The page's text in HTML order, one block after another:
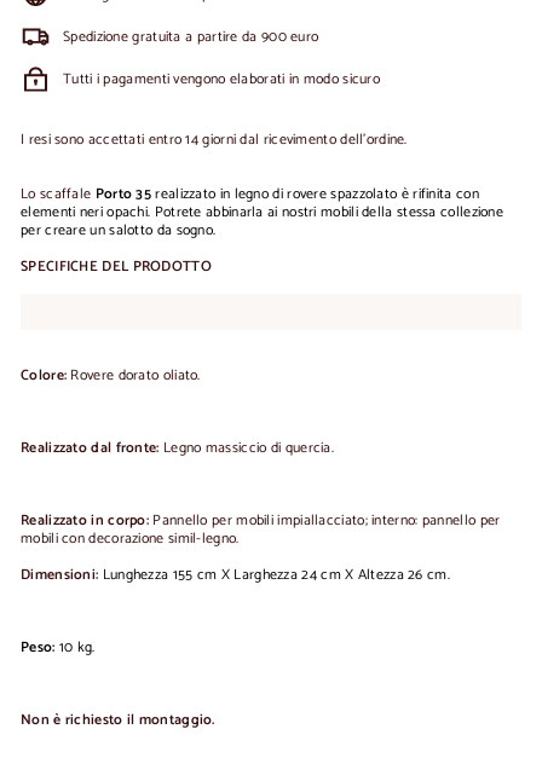
Spedizione gratuita a partire da 900 euro
Tutti i pagamenti vengono elaborati in modo sicuro
I resi sono accettati entro 14 giorni dal ricevimento dell'ordine.
Lo scaffale Porto 35realizzato in legno di rovere spazzolato è rifinita con
elementi neri opachi. Potrete abbinarla ai nostri mobili della stessa collezione
per creare un salotto da sogno.
SPECIFICHE DEL PRODOTTO
Colore: Rovere dorato oliato.
Realizzato dal fronte: Legno massiccio di quercia.
Realizzato in corpo: Pannello per mobili impiallacciato;interno: pannello per
mobili con decorazione simil-legno.
Dimensioni: Lunghezza 155 cm X Larghezza 24 cm X Altezza 26 cm.
Peso: 10 kg.
Non è richiesto il montaggio.